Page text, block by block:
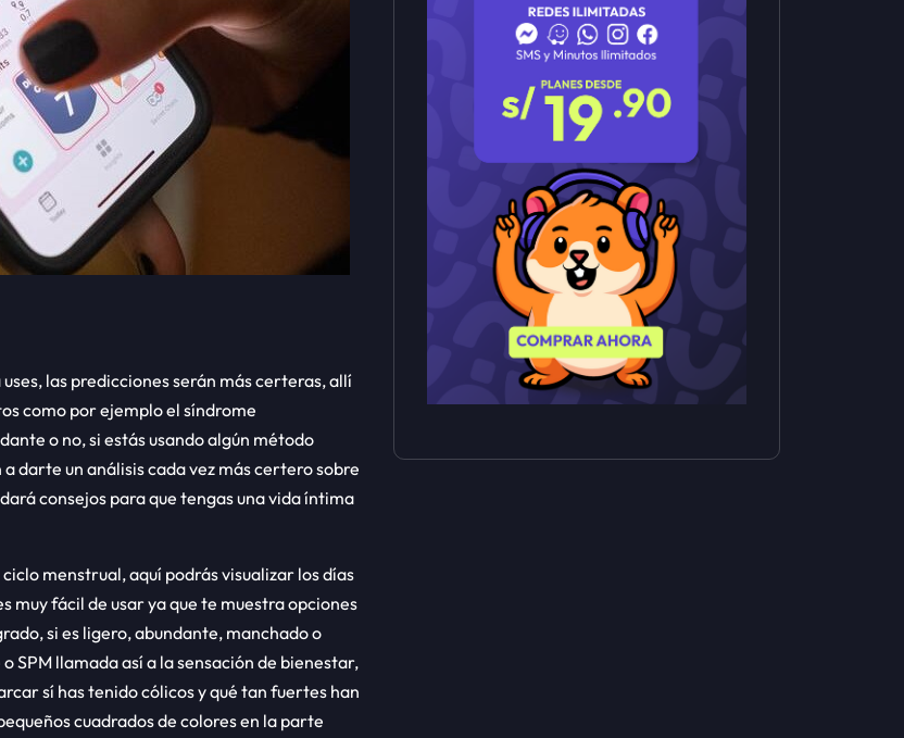
las predicciones serán más certeras, allí
como por ejemplo el síndrome
o no, si estás usando algún método
darte un análisis cada vez más certero sobre
consejos para que tengas una vida íntima
menstrual, aquí podrás visualizar los días
muy fácil de usar ya que te muestra opciones
si es ligero, abundante, manchado o
SPM llamada así a la sensación de bienestar,
sí has tenido cólicos y qué tan fuertes han
cuadrados de colores en la parte